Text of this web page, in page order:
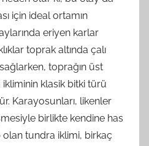
için ideal ortamın
eriyen karlar
toprak altında çalı
toprağın üst
klasik bitki türü
Karayosunları, likenler
birlikte kendine has
tundra iklimi, birkaç